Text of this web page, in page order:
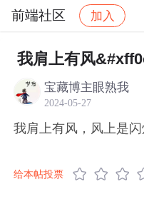
前端社区 加入
社区 前端社区 感
我肩上有风
宝藏博主眼熟我
2024-05-27
我肩上有风，风上是
给本帖投票